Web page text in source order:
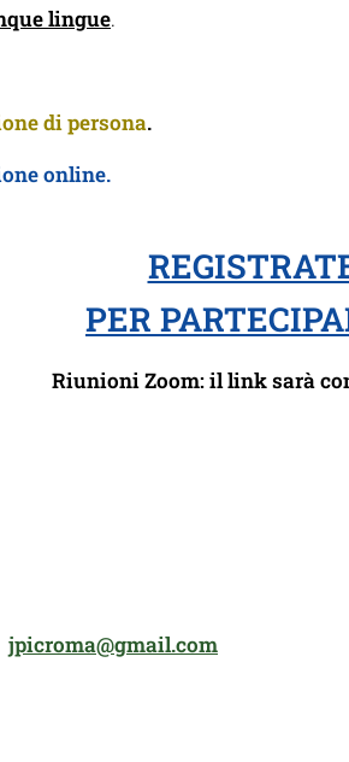
lingue.
di persona.
online.
PER
Riunioni Zoom: il link sarà
jpicroma@gmail.com